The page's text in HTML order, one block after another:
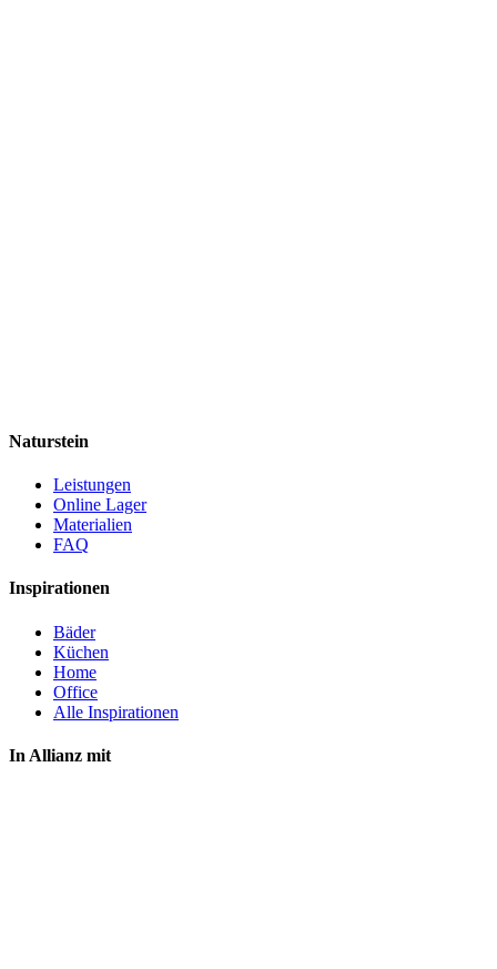
Naturstein
Leistungen
Online Lager
Materialien
FAQ
Inspirationen
Bäder
Küchen
Home
Office
Alle Inspirationen
In Allianz mit